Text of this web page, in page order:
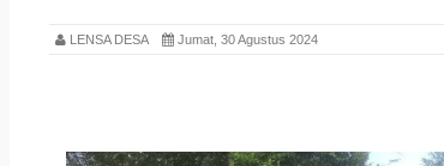
LENSA DESA Jumat, 30 Agustus 2024